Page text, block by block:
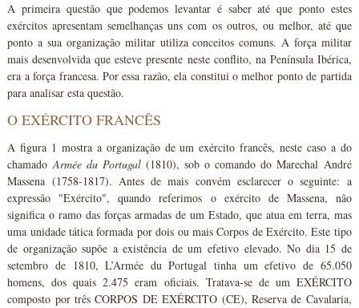
A primeira questão que podemos levantar é saber até que ponto estes
exércitos apresentam semelhanças uns com os outros, ou melhor, até que
ponto a sua organização militar utiliza conceitos comuns. A força militar
mais desenvolvida que esteve presente neste conflito, na Península Ibérica,
era a força francesa. Por essa razão, ela constitui o melhor ponto de partida
para analisar esta questão.
O EXÉRCITO FRANCÊS
A figura 1 mostra a organização de um exército francês, neste caso a do
chamadoArmée du Portugal(1810), sob o comando do Marechal André
Massena (1758-1817). Antes de mais convém esclarecer o seguinte: a
expressão "Exército", quando referimos o exército de Massena, não
significa o ramo das forças armadas de um Estado, que atua em terra, mas
uma unidade tática formada por dois ou mais Corpos de Exército. Este tipo
de organização supõe a existência de um efetivo elevado. No dia 15 de
setembro de 1810, L’Armée du Portugal tinha um efetivo de 65.050
homens, dos quais 2.475 eram oficiais. Tratava-se de um EXÉRCITO
composto por três CORPOS DE EXÉRCITO (CE), Reserva de Cavalaria,